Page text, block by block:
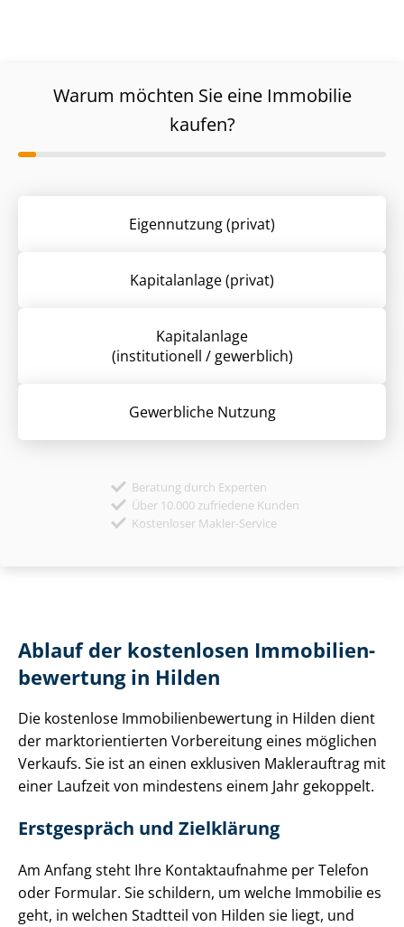
Warum möchten Sie eine Immobilie
kaufen?
Eigennutzung (privat)
Kapitalanlage (privat)
Kapitalanlage
(institutionell / gewerblich)
Gewerbliche Nutzung
Beratung durch Experten
Über 10.000 zufriedene Kunden
Kostenloser Makler-Service
Ablauf der kostenlosen Im­mo­bi­li­en­
be­wer­tung in Hilden
Die kostenlose Im­mo­bi­li­en­be­wer­tung in Hilden dient
der markt­ori­en­tier­ten Vorbereitung eines möglichen
Verkaufs. Sie ist an einen exklusiven Maklerauftrag mit
einer Laufzeit von mindestens einem Jahr gekoppelt.
Erstgespräch und Zielklärung
Am Anfang steht Ihre Kontaktaufnahme per Telefon
oder Formular. Sie schildern, um welche Immobilie es
geht, in welchen Stadtteil von Hilden sie liegt, und